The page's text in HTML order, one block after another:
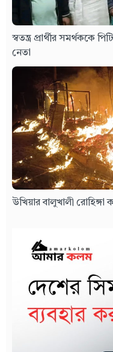
স্বতন্ত্র প্রার্থীর সমর্থককে
নেতা
উখিয়ার বালুখালী